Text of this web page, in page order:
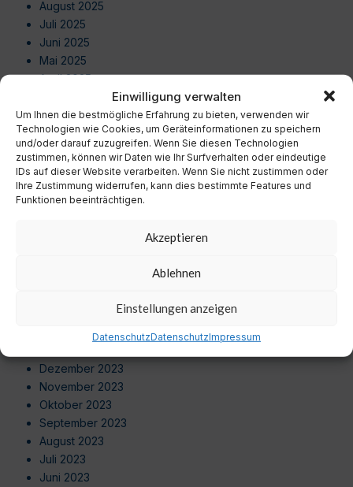
Einwilligung verwalten
Um Ihnen die bestmögliche Erfahrung zu bieten, verwenden wir
Technologien wie Cookies, um Geräteinformationen zu speichern
und/oder darauf zuzugreifen. Wenn Sie diesen Technologien
zustimmen, können wir Daten wie Ihr Surfverhalten oder eindeutige
IDs auf dieser Website verarbeiten. Wenn Sie nicht zustimmen oder
Ihre Zustimmung widerrufen, kann dies bestimmte Features und
Funktionen beeinträchtigen.
Akzeptieren
Ablehnen
Einstellungen anzeigen
DatenschutzDatenschutzImpressum
August 2025
Juli 2025
Juni 2025
Mai 2025
April 2025
Februar 2025
Januar 2025
Dezember 2024
November 2024
Oktober 2024
September 2024
Februar 2024
Dezember 2023
November 2023
Oktober 2023
September 2023
August 2023
Juli 2023
Juni 2023